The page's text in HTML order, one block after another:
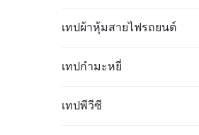
เทปผ้าหุ้มสายไฟรถยนต์
เทปกำมะหยี่
เทปพีวีซี